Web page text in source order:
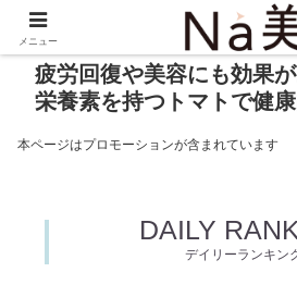
疲労回復や美容にも効果
栄養素を持つトマトで健
本ページはプロモーションが含まれています
DAILY
デイリーランキン
メニュー